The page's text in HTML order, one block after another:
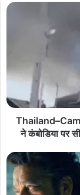
ने कंबोडिया पर